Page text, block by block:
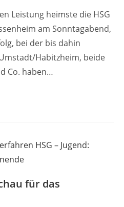
Leistung heimste die HSG
am Sonntagabend,
bei der bis dahin
Habitzheim, beide
Co. haben…
für das